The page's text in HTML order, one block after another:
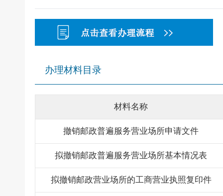
办理材料目录
材料名称
撤销邮政普遍服务营业场所申请文件
拟撤销邮政普遍服务营业场所基本情况表
拟撤销邮政营业场所的工商营业执照复印件